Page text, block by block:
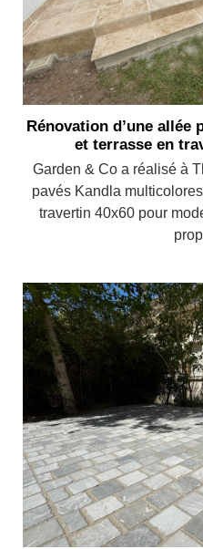
Rénovation d’une allée
et terrasse en
Garden & Co a réalisé à
pavés Kandla
travertin 40x60 pour